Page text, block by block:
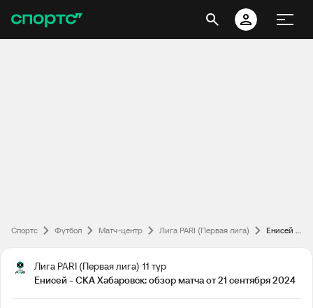
Спортс Футбол Матч-центр Лига PARI (Первая лига) Енисей - СКА Хабаровск: обзор матча от 21 сентября 2024
Лига PARI (Первая лига) 11 тур
Енисей - СКА Хабаровск: обзор матча от 21 сентября 2024